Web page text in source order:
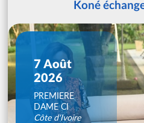
Koné
7 Août
2026
PREMIERE
DAME CI
Côte d'Ivoire